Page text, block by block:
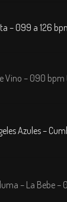
– 099 a 126
Vino – 090
Azules –
– La Bebe